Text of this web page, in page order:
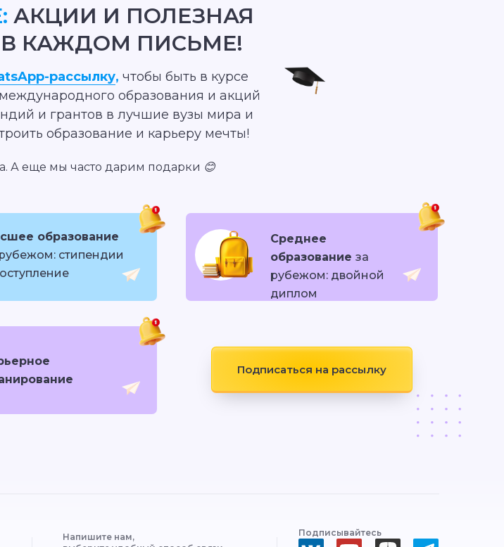
рассылку, чтобы быть в курсе
образования и акций
и грантов в лучшие вузы мира и
образование и карьеру мечты!
АКЦИИ И ПОЛЕЗНАЯ
КАЖДОМ ПИСЬМЕ!
А еще мы часто дарим подарки 😊
Подписаться на рассылку
образование
стипендии
Среднее
образование за
рубежом: двойной
диплом
Подписывайтесь
Напишите нам,